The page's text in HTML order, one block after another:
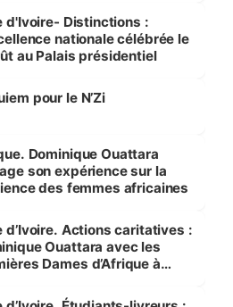
d'Ivoire- Distinctions :
nationale célébrée le
au Palais présidentiel
pour le N’Zi
Dominique Ouattara
son expérience sur la
des femmes africaines
d’Ivoire. Actions caritatives :
Ouattara avec les
Dames d’Afrique à